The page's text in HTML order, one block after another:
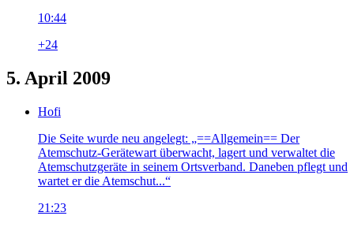
10:44
+24
5. April 2009
Hofi
Die Seite wurde neu angelegt: „==Allgemein== Der
Atemschutz-Gerätewart überwacht, lagert und verwaltet die
Atemschutzgeräte in seinem Ortsverband. Daneben pflegt und
wartet er die Atemschut...“
21:23